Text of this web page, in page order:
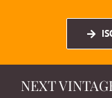
NEXT